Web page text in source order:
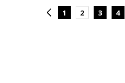
1 2 3 4